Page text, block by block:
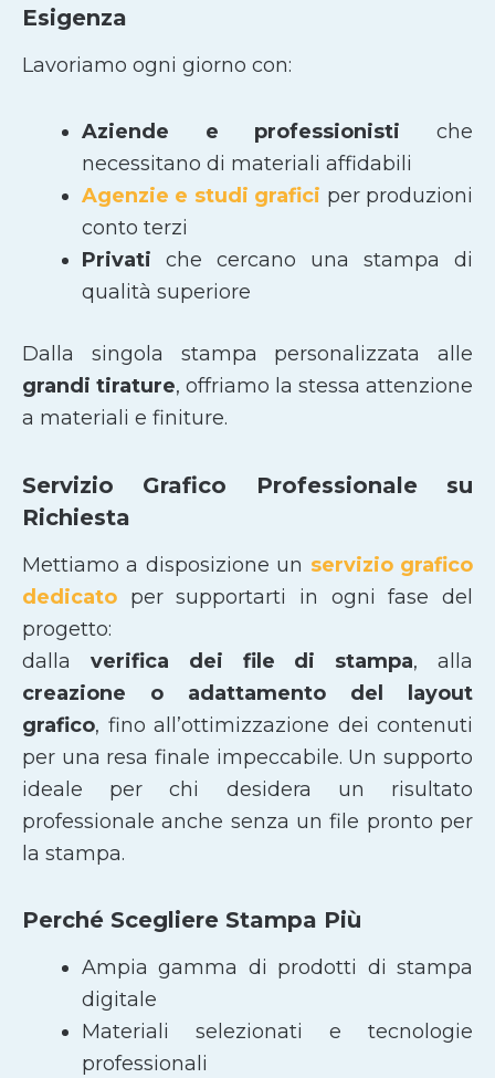
Esigenza
Lavoriamo ogni giorno con:
Aziende e professionisti che
necessitano di materiali affidabili
Agenzie e studi grafici per produzioni
conto terzi
Privati che cercano una stampa di
qualità superiore
Dalla singola stampa personalizzata alle
grandi tirature, offriamo la stessa attenzione
a materiali e finiture.
Servizio Grafico Professionale su
Richiesta
Mettiamo a disposizione un servizio grafico
dedicato per supportarti in ogni fase del
progetto:
dalla verifica dei file di stampa, alla
creazione o adattamento del layout
grafico, fino all’ottimizzazione dei contenuti
per una resa finale impeccabile. Un supporto
ideale per chi desidera un risultato
professionale anche senza un file pronto per
la stampa.
Perché Scegliere Stampa Più
Ampia gamma di prodotti di stampa
digitale
Materiali selezionati e tecnologie
professionali